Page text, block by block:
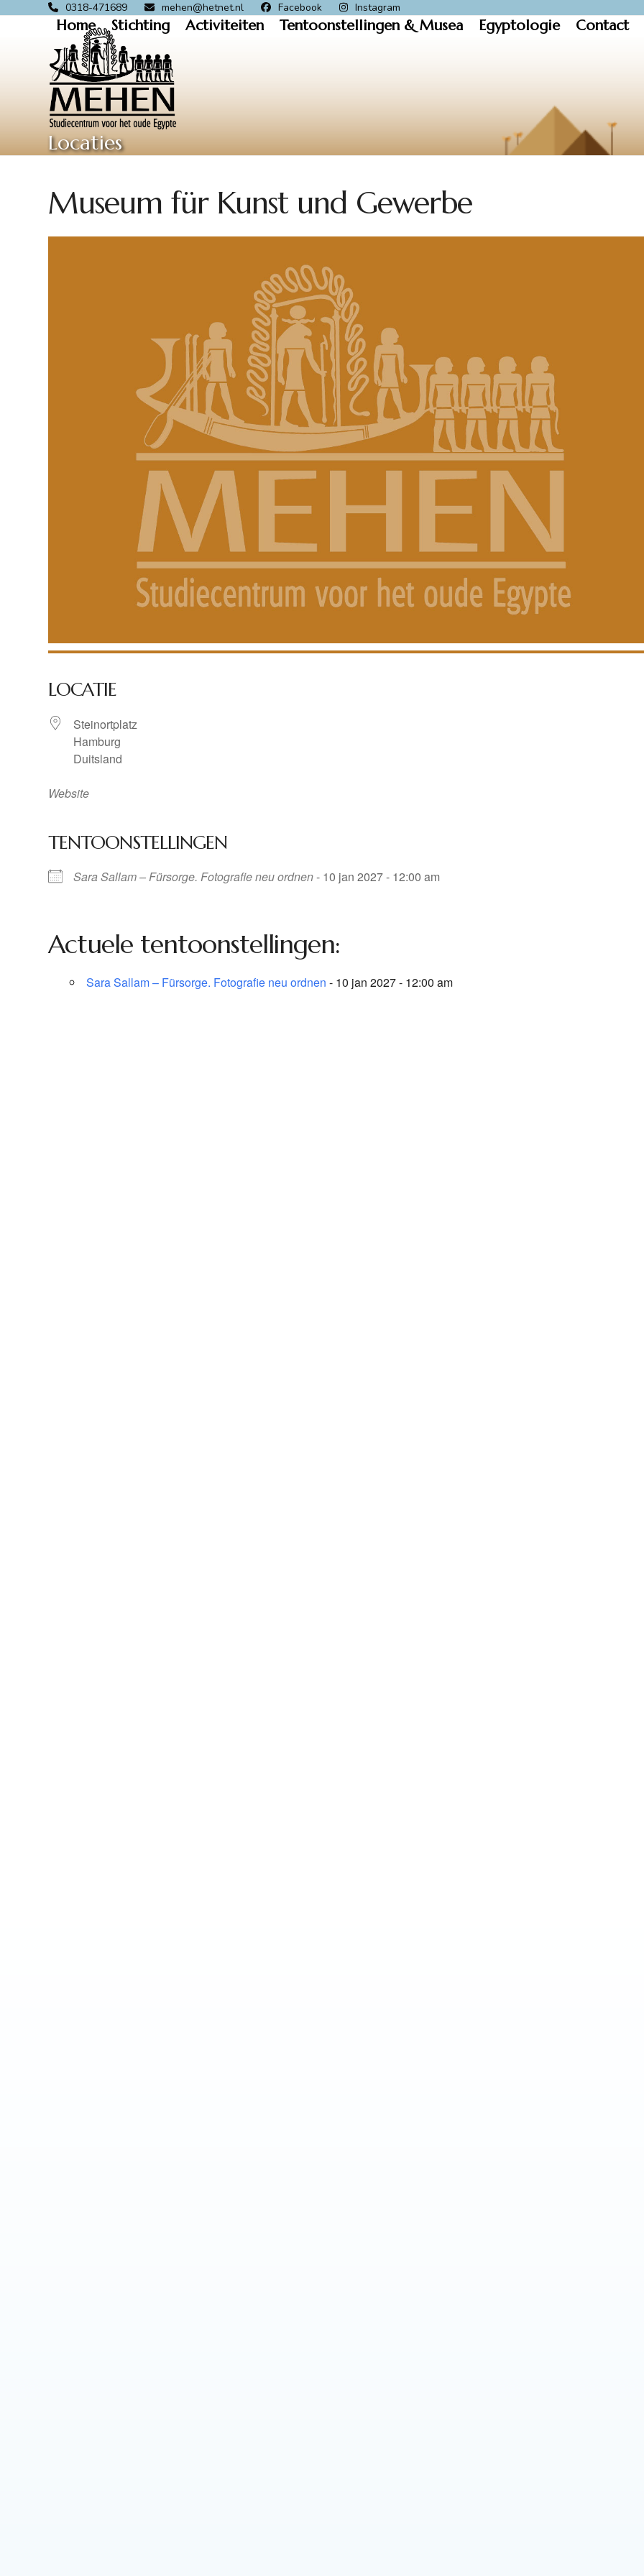
0318-471689 mehen@hetnet.nl Facebook Instagram
Home Stichting Activiteiten Tentoonstellingen & Musea Egyptologie Contact
Locaties
Museum für Kunst und Gewerbe
LOCATIE
Steinortplatz
Hamburg
Duitsland
Website
TENTOONSTELLINGEN
Sara Sallam – Fürsorge. Fotografie neu ordnen- 10 jan 2027 - 12:00 am
Actuele tentoonstellingen:
Sara Sallam – Fürsorge. Fotografie neu ordnen - 10 jan 2027 - 12:00 am